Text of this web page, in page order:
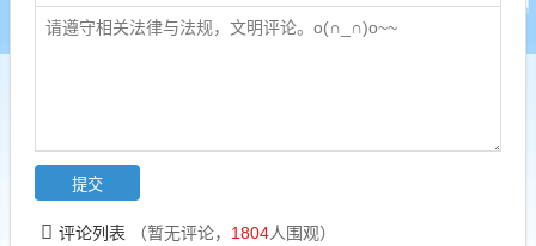
评论列表 （暂无评论， 1804人围观）